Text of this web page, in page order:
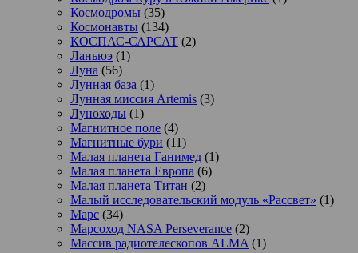
Космодромы (35)
Космонавты (134)
КОСПАС-САРСАТ (2)
Ланьюэ (1)
Луна (56)
Лунная база (1)
Лунная миссия Artemis (3)
Луноходы (1)
Магнитное поле (4)
Магнитные бури (11)
Малая планета Ганимед (1)
Малая планета Европа (6)
Малая планета Титан (2)
Малый исследовательский модуль «Рассвет» (1)
Марс (34)
Марсоход NASA Perseverance (2)
Массив радиотелескопов ALMA (1)